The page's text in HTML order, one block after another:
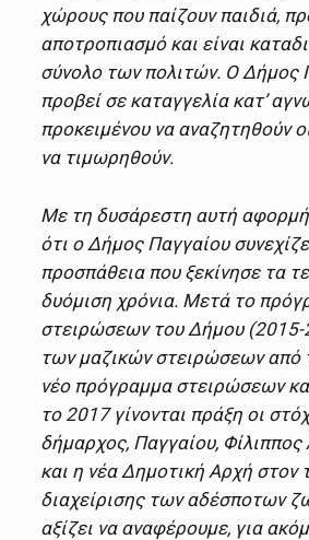
χώρους που παίζουν παιδιά,
αποτροπιασμό και είναι
σύνολο των πολιτών. Ο Δήμος
προβεί σε καταγγελία κατ’
προκειμένου να αναζητηθούν
να τιμωρηθούν.
Με τη δυσάρεστη αυτή
ότι ο Δήμος Παγγαίου
προσπάθεια που ξεκίνησε τα
δυόμιση χρόνια. Μετά το
στειρώσεων του Δήμου
των μαζικών στειρώσεων από
νέο πρόγραμμα στειρώσεων
το 2017 γίνονται πράξη οι
δήμαρχος, Παγγαίου,
και η νέα Δημοτική Αρχή στον
διαχείρισης των αδέσποτων
αξίζει να αναφέρουμε, για